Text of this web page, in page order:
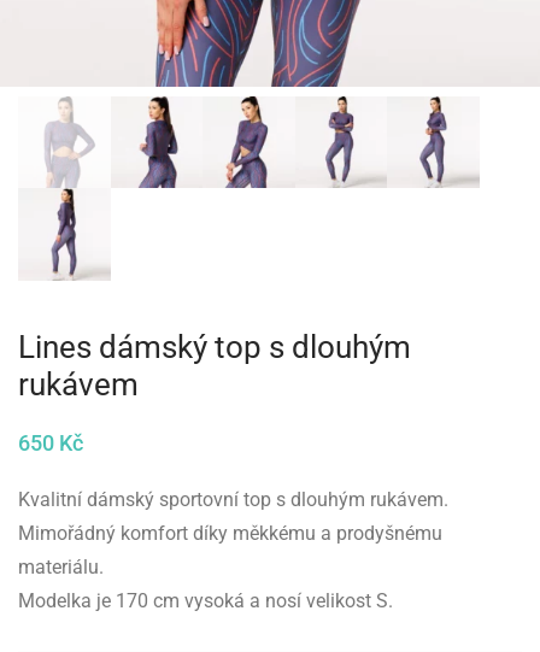
Lines dámský top s dlouhým
rukávem
650 Kč
Kvalitní dámský sportovní top s dlouhým rukávem.
Mimořádný komfort díky měkkému a prodyšnému
materiálu.
Modelka je 170 cm vysoká a nosí velikost S.